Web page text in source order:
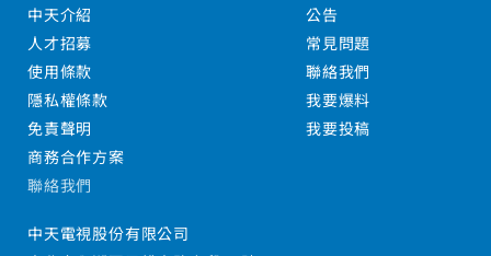
中天介紹
人才招募
使用條款
隱私權條款
免責聲明
商務合作方案
公告
常見問題
聯絡我們
我要爆料
我要投稿
聯絡我們
中天電視股份有限公司